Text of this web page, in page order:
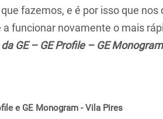
fazemos, e é por isso que
funcionar novamente o mais
GE – GE Profile – GE Monogram
e GE Monogram - Vila Pires